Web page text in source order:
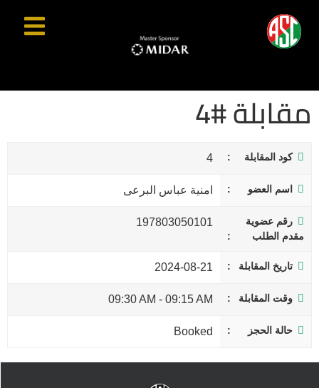
مقابلة #4
كود المقابلة 4
اسم العضو امنية عباس البرعى
رقم عضوية
مقدم الطلب
197803050101
تاريخ المقابلة 2024-08-21
وقت المقابلة 09:15 AM
-
09:30 AM
حالة الحجز Booked